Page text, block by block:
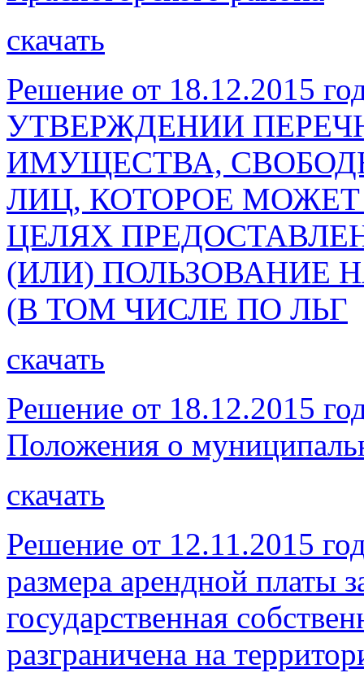
скачать
Решение от 18.12.2015
УТВЕРЖДЕНИИ
ИМУЩЕСТВА,
ЛИЦ, КОТОРОЕ
ЦЕЛЯХ
(ИЛИ) ПОЛЬЗОВАНИЕ
(В ТОМ ЧИСЛЕ ПО ЛЬГ
скачать
Решение от 18.12.2015
Положения о
скачать
Решение от 12.11.2015
размера арендной платы
государственная
разграничена на